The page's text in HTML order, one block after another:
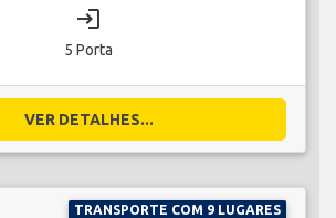
login
5 Porta
VER DETALHES...
TRANSPORTE COM 9 LUGARES